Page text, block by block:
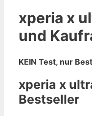
xperia x
und
KEIN Test, nur
xperia x
Bestseller